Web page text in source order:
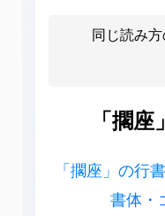
同じ読み
「擱
「擱座」の行
書体・